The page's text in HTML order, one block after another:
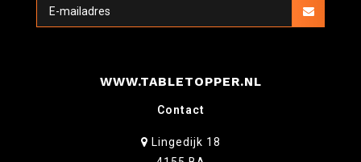
WWW.TABLETOPPER.NL
Contact
Lingedijk 18